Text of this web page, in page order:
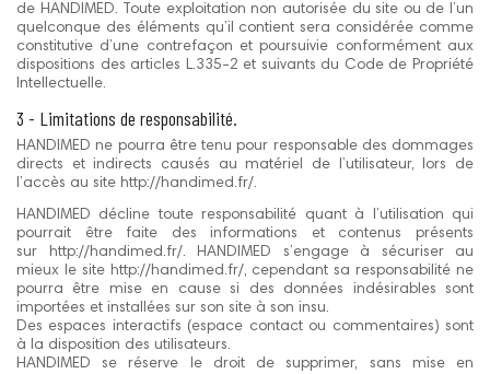
de HANDIMED. Toute exploitation non autorisée du site ou de l’un
quelconque des éléments qu’il contient sera considérée comme
constitutive d’une contrefaçon et poursuivie conformément aux
dispositions des articles L.335-2 et suivants du Code de Propriété
Intellectuelle.
3 - Limitations de responsabilité.
HANDIMED ne pourra être tenu pour responsable des dommages
directs et indirects causés au matériel de l’utilisateur, lors de
l’accès au site http://handimed.fr/.
HANDIMED décline toute responsabilité quant à l’utilisation qui
pourrait être faite des informations et contenus présents
sur http://handimed.fr/. HANDIMED s’engage à sécuriser au
mieux le site http://handimed.fr/, cependant sa responsabilité ne
pourra être mise en cause si des données indésirables sont
importées et installées sur son site à son insu.
Des espaces interactifs (espace contact ou commentaires) sont
à la disposition des utilisateurs.
HANDIMED se réserve le droit de supprimer, sans mise en